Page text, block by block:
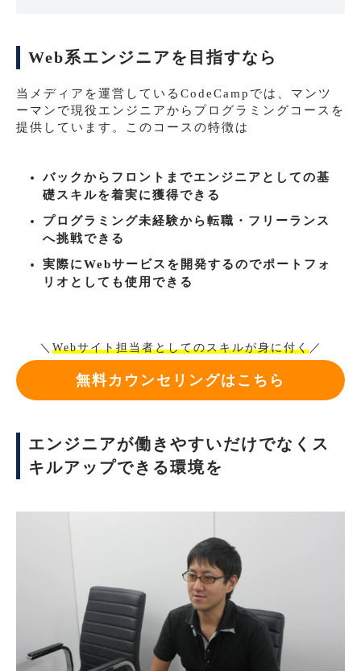
Web系エンジニアを目指すなら
当メディアを運営しているCodeCampでは、マンツ
ーマンで現役エンジニアからプログラミングコースを
提供しています。このコースの特徴は
バックからフロントまでエンジニアとしての基
礎スキルを着実に獲得できる
プログラミング未経験から転職・フリーランス
へ挑戦できる
実際にWebサービスを開発するのでポートフォ
リオとしても使用できる
＼ Webサイト担当者としてのスキルが身に付く／
無料カウンセリングはこちら
エンジニアが働きやすいだけでなくス
キルアップできる環境を